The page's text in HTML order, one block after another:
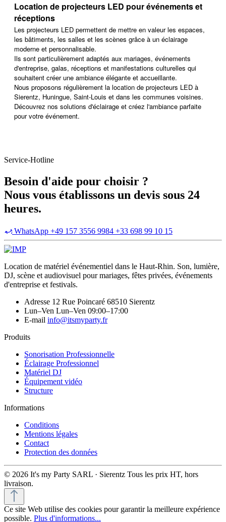
Location de projecteurs LED pour événements et
réceptions
Les projecteurs LED permettent de mettre en valeur les espaces,
les bâtiments, les salles et les scènes grâce à un éclairage
moderne et personnalisable.
Ils sont particulièrement adaptés aux mariages, événements
d'entreprise, galas, réceptions et manifestations culturelles qui
souhaitent créer une ambiance élégante et accueillante.
Nous proposons régulièrement la location de projecteurs LED à
Sierentz, Huningue, Saint-Louis et dans les communes voisines.
Découvrez nos solutions d'éclairage et créez l'ambiance parfaite
pour votre événement.
Service-Hotline
Besoin d'aide pour choisir ?
Nous vous établissons un devis sous 24
heures.
WhatsApp +49 157 3556 9984 +33 698 99 10 15
Location de matériel événementiel dans le Haut-Rhin. Son, lumière,
DJ, scène et audiovisuel pour mariages, fêtes privées, événements
d'entreprise et festivals.
Adresse 12 Rue Poincaré 68510 Sierentz
Lun–Ven Lun–Ven 09:00–17:00
E-mail info@itsmyparty.fr
Produits
Sonorisation Professionnelle
Éclairage Professionnel
Matériel DJ
Équipement vidéo
Structure
Informations
Conditions
Mentions légales
Contact
Protection des données
© 2026 It's my Party SARL · Sierentz Tous les prix HT, hors
livraison.
Ce site Web utilise des cookies pour garantir la meilleure expérience
possible. Plus d'informations...